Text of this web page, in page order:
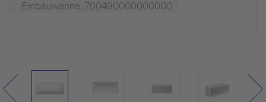
Einbauwanne, 700490000000000